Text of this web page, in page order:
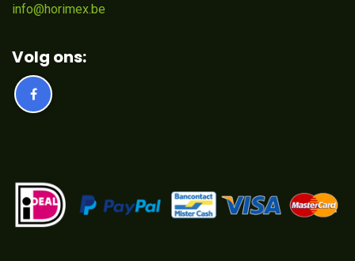
info@horimex.be
Volg ons: